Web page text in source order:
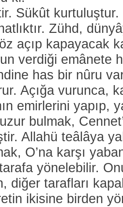
Sükût
Zühd,
açıp kapayacak
verdiği emânete
has bir nûru
Açığa vurunca,
emirlerini yapıp,
bulmak,
Allahü teâlâya
O’na karşı
yönelebilir.
diğer tarafları
ikisine birden